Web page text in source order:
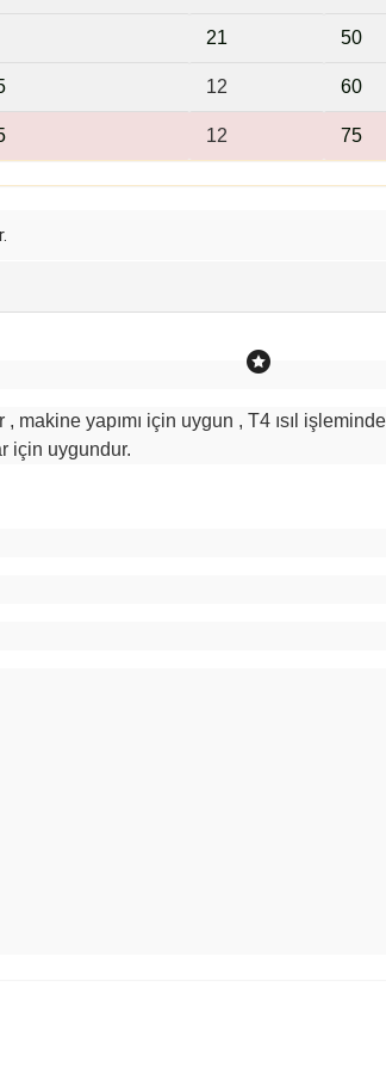
21 50
12 60
12 75
, makine yapımı için uygun , T4 ısıl
için uygundur.